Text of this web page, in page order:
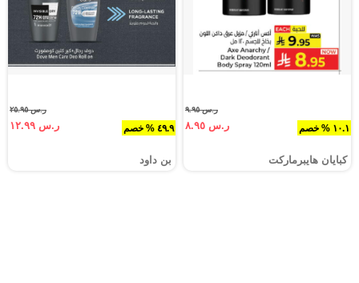
١٠.١ % خصم
ر.س ٩.٩٥
ر.س ٨.٩٥
كبايان هايبرماركت
٤٩.٩ % خصم
ر.س ٢٥.٩٥
ر.س ١٢.٩٩
بن داود